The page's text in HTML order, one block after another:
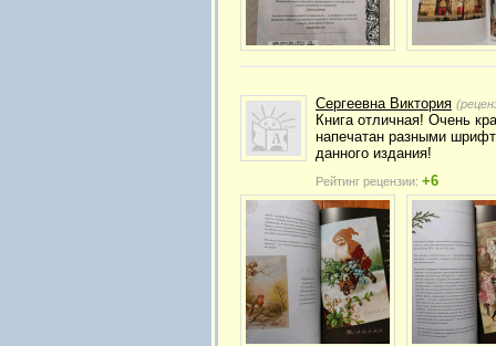
Сергеевна Виктория
Книга отличная! Очень
напечатан разными
данного издания!
Рейтинг рецензии: +6